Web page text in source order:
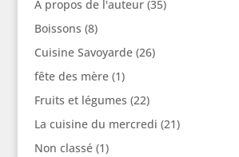
A propos de l'auteur(35)
Boissons (8)
Cuisine Savoyarde(26)
fête des mère(1)
Fruits et légumes (22)
La cuisine du mercredi (21)
Non classé(1)